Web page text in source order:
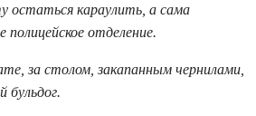
остаться караулить, а сама
отделение.
за столом, закапанным чернилами,
бульдог.